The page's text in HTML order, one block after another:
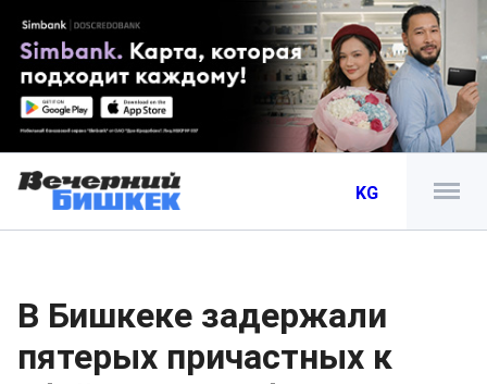
KG
В Бишкеке задержали
пятерых причастных к